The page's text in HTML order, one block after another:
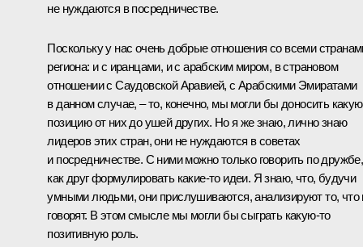
не нуждаются в посредничестве.
Поскольку у нас очень добрые отношения со всеми
региона: и с иранцами, и с арабским миром, в страновом
отношении с Саудовской Аравией, с Арабскими Эмиратами
в данном случае, – то, конечно, мы могли бы доносить
позицию от них до ушей других. Но я же знаю, лично знаю
лидеров этих стран, они не нуждаются в советах
и посредничестве. С ними можно только говорить по дружбе,
как друг формулировать какие‑то идеи. Я знаю, что, будучи
умными людьми, они прислушиваются, анализируют то, что
говорят. В этом смысле мы могли бы сыграть какую‑то
позитивную роль.